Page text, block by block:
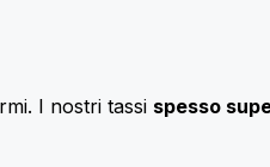
I nostri tassi spesso